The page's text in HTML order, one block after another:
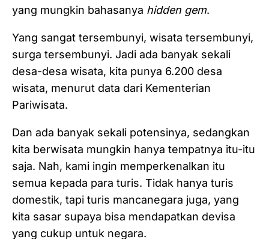
yang mungkin bahasanya hidden gem.
Yang sangat tersembunyi, wisata tersembunyi,
surga tersembunyi. Jadi ada banyak sekali
desa-desa wisata, kita punya 6.200 desa
wisata, menurut data dari Kementerian
Pariwisata.
Dan ada banyak sekali potensinya, sedangkan
kita berwisata mungkin hanya tempatnya itu-itu
saja. Nah, kami ingin memperkenalkan itu
semua kepada para turis. Tidak hanya turis
domestik, tapi turis mancanegara juga, yang
kita sasar supaya bisa mendapatkan devisa
yang cukup untuk negara.